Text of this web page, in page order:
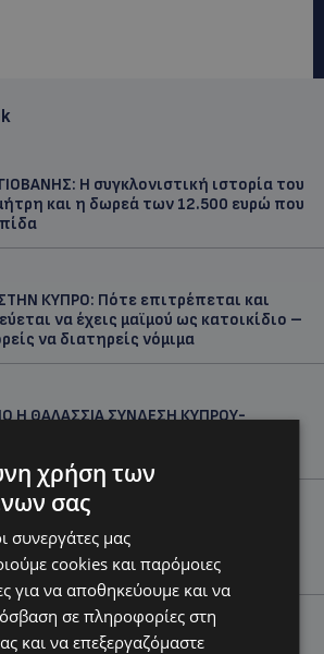
Η συγκλονιστική ιστορία του
και η δωρεά των 12.500 ευρώ που
ΚΥΠΡΟ: Πότε επιτρέπεται και
να έχεις μαϊμού ως κατοικίδιο –
να διατηρείς νόμιμα
Η ΘΑΛΑΣΣΙΑ ΣΥΝΔΕΣΗ ΚΥΠΡΟΥ-
Οι πρωτοβουλίες για να
η Μακαρίου και το κέντρο της
ΛΕΥΚΩΣΙΑ: Χειροπέδες και στη σύζυγο
χρήση των
σας
συνεργάτες μας
cookies και παρόμοιες
για να αποθηκεύουμε και να
σε πληροφορίες στη
και να επεξεργαζόμαστε